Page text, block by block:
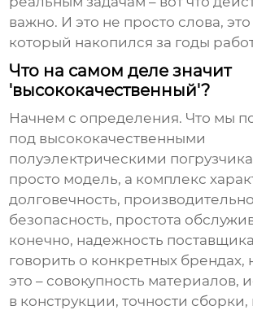
важно. И это не просто слова, это
который накопился за годы
Что на самом деле значит
'высококачественный'?
Начнем с определения. Что мы
под высококачественными
полуэлектрическими
просто модель, а комплекс
долговечность,
безопасность, простота
конечно, надежность
говорить о конкретных брендах,
это – совокупность материалов,
в конструкции, точности сборки,